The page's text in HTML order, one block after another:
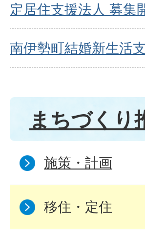
定居住支援法人 募集
南伊勢町結婚新生活
まちづくり
施策・計画
移住・定住